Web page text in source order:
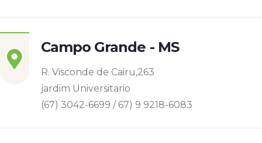
Campo Grande - MS
R. Visconde de Cairu,263
jardim Universitario
(67) 3042-6699 / 67) 9 9218-6083